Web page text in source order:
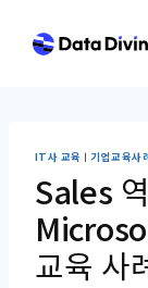
IT사 교육 |기업교육사
Sales
교육 사